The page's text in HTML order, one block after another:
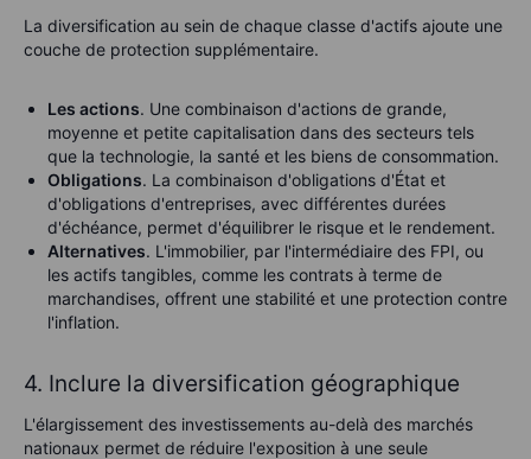
La diversification au sein de chaque classe d'actifs ajoute une
couche de protection supplémentaire.
Les actions. Une combinaison d'actions de grande,
moyenne et petite capitalisation dans des secteurs tels
que la technologie, la santé et les biens de consommation.
Obligations. La combinaison d'obligations d'État et
d'obligations d'entreprises, avec différentes durées
d'échéance, permet d'équilibrer le risque et le rendement.
Alternatives. L'immobilier, par l'intermédiaire des FPI, ou
les actifs tangibles, comme les contrats à terme de
marchandises, offrent une stabilité et une protection contre
l'inflation.
4. Inclure la diversification géographique
L'élargissement des investissements au-delà des marchés
nationaux permet de réduire l'exposition à une seule